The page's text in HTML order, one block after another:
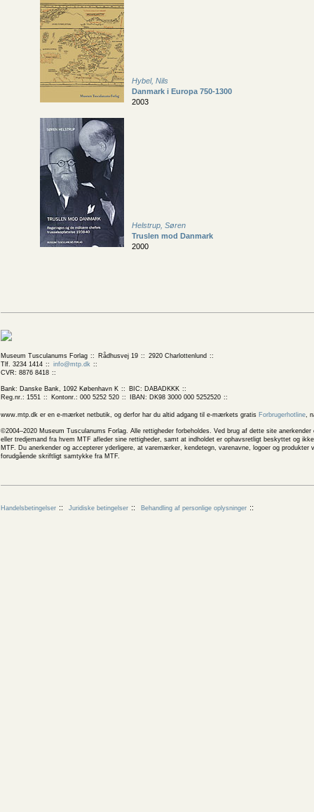
Hybel, Nils
Danmark i Europa 750-1300
2003
Helstrup, Søren
Truslen mod Danmark
2000
Museum Tusculanums Forlag Rådhusvej 19
2920 Charlottenlund
Tlf. 3234 1414
info@mtp.dk
CVR: 8876 8418
Bank: Danske Bank, 1092 København K
BIC: DABADKKK
Reg.nr.: 1551
Kontonr.: 000 5252 520 IBAN: DK98 3000 000 5252520
www.mtp.dk er en e-mærket netbutik, og derfor har du altid adgang til e-mærkets gratis Forbrugerhotline,
©2004–2020 Museum Tusculanums Forlag. Alle rettigheder forbeholdes. Ved brug af dette site
eller tredjemand fra hvem MTF afleder sine rettigheder, samt at indholdet er ophavsretligt beskyttet og
MTF. Du anerkender og accepterer yderligere, at varemærker, kendetegn, varenavne, logoer og
forudgående skriftligt samtykke fra MTF.
Handelsbetingelser Juridiske betingelser Behandling af personlige oplysninger